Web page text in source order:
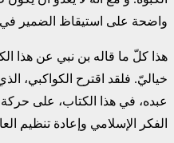
واضحة على ‏استيقاظ الضمير
هذا كلّ ما قاله بن نبي عن هذا
خياليّ. فلقد اقترح الكواكبي،
عبده، في هذا الكتاب، على حركة
الفكر ‏الإسلامي وإعادة تنظيم